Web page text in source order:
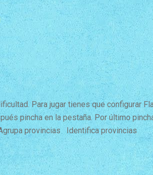
Para jugar tienes que configurar
pincha en la pestaña. Por último
Agrupa provincias Identifica provincias